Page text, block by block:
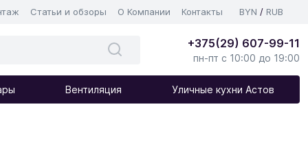
Статьи и обзоры О Компании Контакты BYN / RUB
+375(29) 607-99-11
пн-пт с 10:00 до 19:00
Вентиляция Уличные кухни Астов